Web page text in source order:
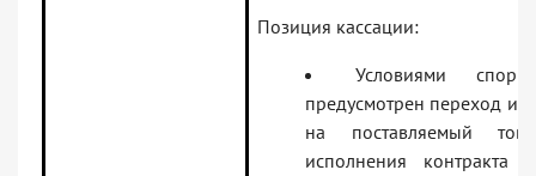
Позиция кассации:
Условиями
предусмотрен переход
на поставляемый
исполнения контракта